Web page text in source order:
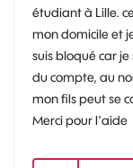
étudiant à Lille.
mon domicile et
suis bloqué car
du compte, au
mon fils peut se
Merci pour l'aide